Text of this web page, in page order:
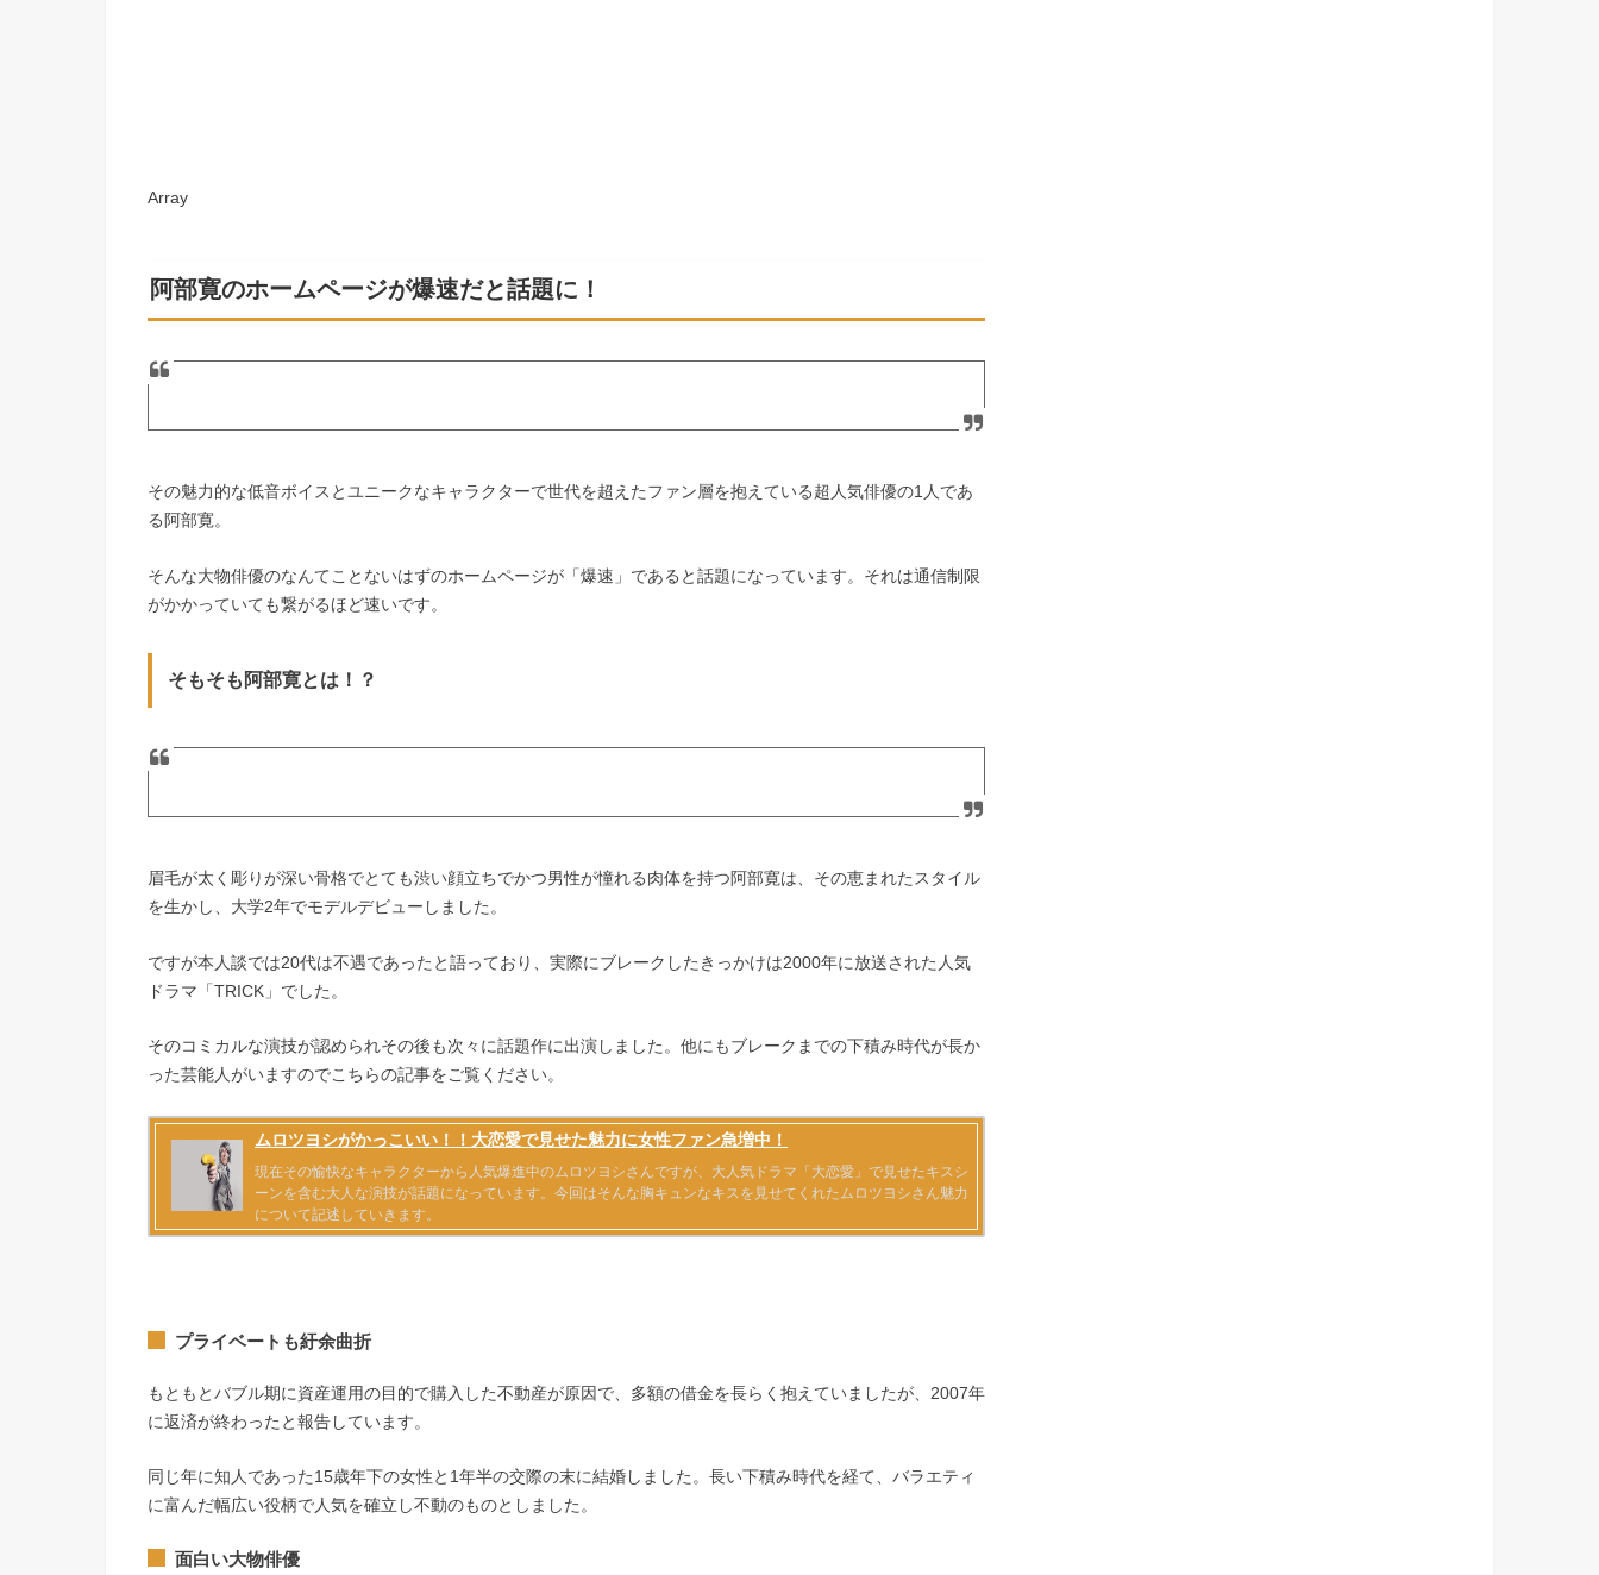
Array
阿部寛のホームページが爆速だと話題に！
その魅力的な低音ボイスとユニークなキャラクターで世代を超えたファン層を抱えている超人気俳優の1人であ
る阿部寛。
そんな大物俳優のなんてことないはずのホームページが「爆速」であると話題になっています。それは通信制限
がかかっていても繋がるほど速いです。
そもそも阿部寛とは！？
眉毛が太く彫りが深い骨格でとても渋い顔立ちでかつ男性が憧れる肉体を持つ阿部寛は、その恵まれたスタイル
を生かし、大学2年でモデルデビューしました。
ですが本人談では20代は不遇であったと語っており、実際にブレークしたきっかけは2000年に放送された人気
ドラマ「TRICK 」でした。
そのコミカルな演技が認められその後も次々に話題作に出演しました。他にもブレークまでの下積み時代が長か
った芸能人がいますのでこちらの記事をご覧ください。
プライベートも紆余曲折
もともとバブル期に資産運用の目的で購入した不動産が原因で、多額の借金を長らく抱えていましたが、 2007年
に返済が終わったと報告しています。
同じ年に知人であった15歳年下の女性と 1年半の交際の末に結婚しました。長い下積み時代を経て、バラエティ
に富んだ幅広い役柄で人気を確立し不動のものとしました。
面白い大物俳優